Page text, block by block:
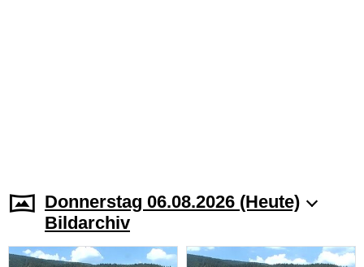
Donnerstag 06.08.2026 (Heute)
Bildarchiv